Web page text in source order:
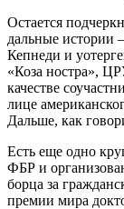
Остается
дальные
Кепнеди и
«Коза ностра»,
качестве
лице
Дальше, как
Есть еще одно
ФБР и
борца за
премии мира